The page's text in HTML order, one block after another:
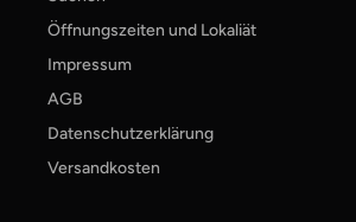
Öffnungszeiten und Lokaliät
Impressum
AGB
Datenschutzerklärung
Versandkosten